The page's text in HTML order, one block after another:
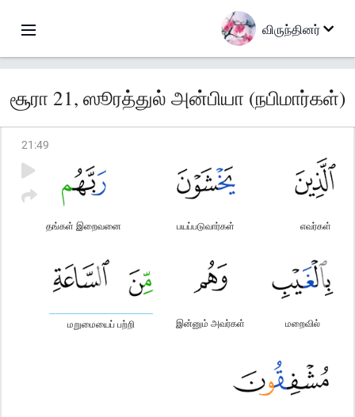
விருந்தினர்
சூரா 21, ஸூரத்துல் அன்பியா (நபிமார்கள்)
21 :49
எவர்கள்
பயப்படுவார்கள்
தங்கள் இறைவனை
மறைவில்
இன்னும் அவர்கள்
மறுமையைப் பற்றி